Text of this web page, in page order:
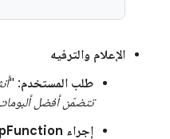
الإعلام والترفيه
طلب المستخدم: "
تتضمّن أفضل
إجراء AppFunction